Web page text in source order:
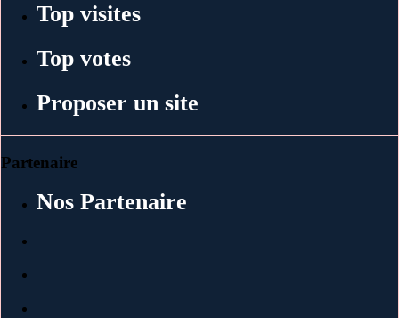
Top visites
Top votes
Proposer un site
Partenaire
Nos Partenaire